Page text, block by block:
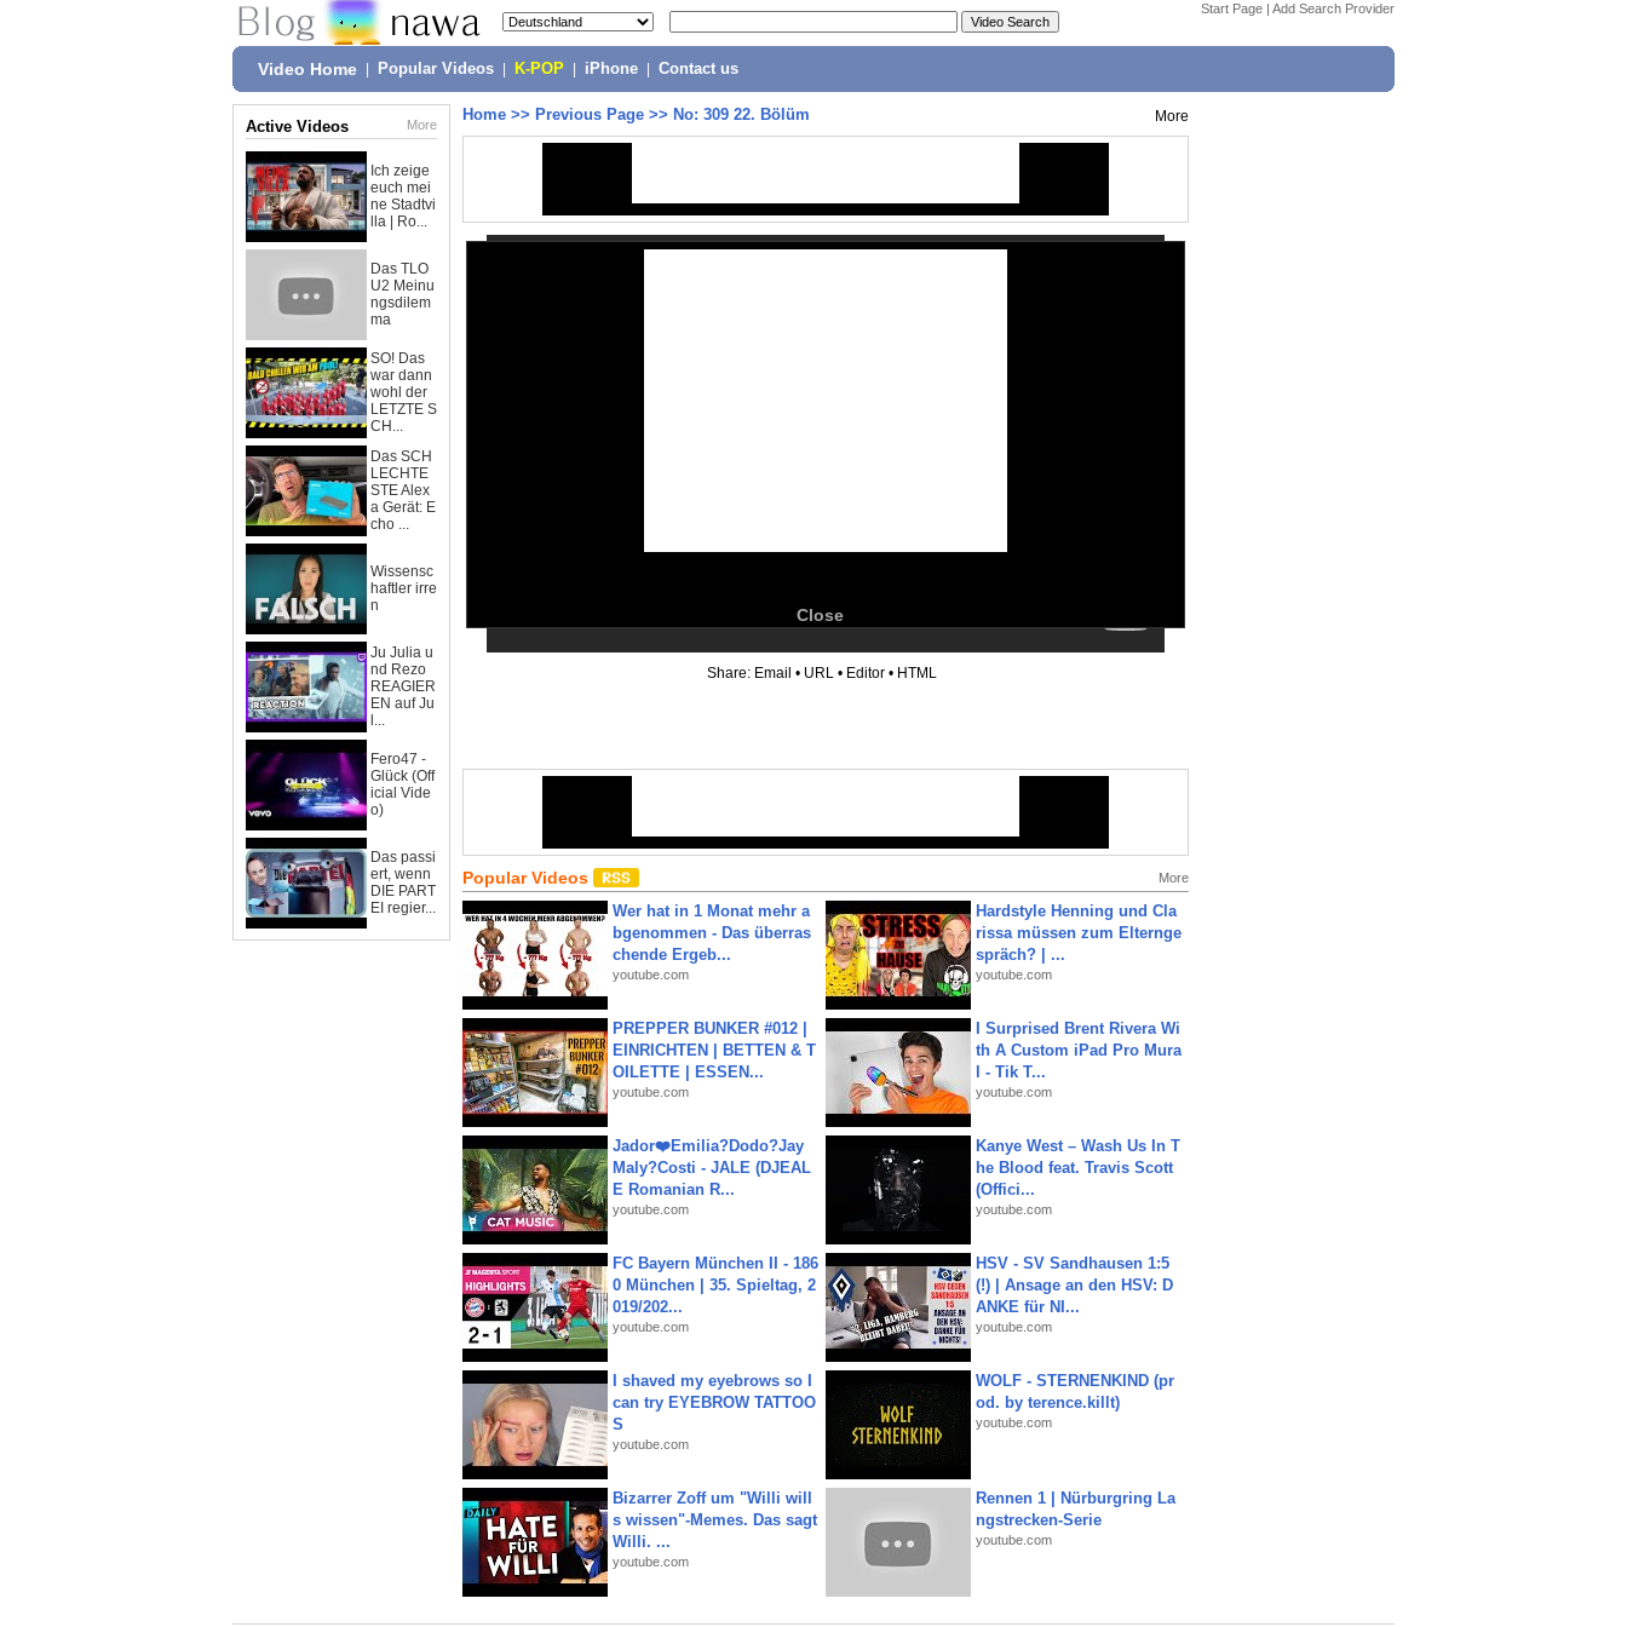
Start Page | Add Search Provider
Video Home Popular Videos K-POP iPhone Contact us
Active Videos More
Ich zeige
euch mei
ne Stadtvi
lla | Ro...
Das TLO
U2 Meinu
ngsdilem
ma
SO! Das
war dann
wohl der
LETZTE S
CH...
Das SCH
LECHTE
STE Alex
a Gerät: E
cho ...
Wissensc
haftler irre
n
Ju Julia u
nd Rezo
REAGIER
EN auf Ju
l...
Fero47 -
Glück (Off
icial Vide
o)
Das passi
ert, wenn
DIE PART
EI regier...
Home >> Previous Page >> No: 309 22. Bölüm More
Close
Share: Email • URL • Editor • HTML
Popular Videos More
Wer hat in 1 Monat mehr a
bgenommen - Das überras
chende Ergeb...
youtube.com
Hardstyle Henning und Cla
rissa müssen zum Elternge
spräch? | ...
youtube.com
PREPPER BUNKER #012 |
EINRICHTEN | BETTEN & T
OILETTE | ESSEN...
youtube.com
I Surprised Brent Rivera Wi
th A Custom iPad Pro Mura
l - Tik T...
youtube.com
Jador❤️Emilia?Dodo?Jay
Maly?Costi - JALE (DJEAL
E Romanian R...
youtube.com
Kanye West – Wash Us In T
he Blood feat. Travis Scott
(Offici...
youtube.com
FC Bayern München II - 186
0 München | 35. Spieltag, 2
019/202...
youtube.com
HSV - SV Sandhausen 1:5
(!) | Ansage an den HSV: D
ANKE für NI...
youtube.com
I shaved my eyebrows so I
can try EYEBROW TATTOO
S
youtube.com
WOLF - STERNENKIND (pr
od. by terence.killt)
youtube.com
Bizarrer Zoff um "Willi will
s wissen"-Memes. Das sagt
Willi. ...
youtube.com
Rennen 1 | Nürburgring La
ngstrecken-Serie
youtube.com